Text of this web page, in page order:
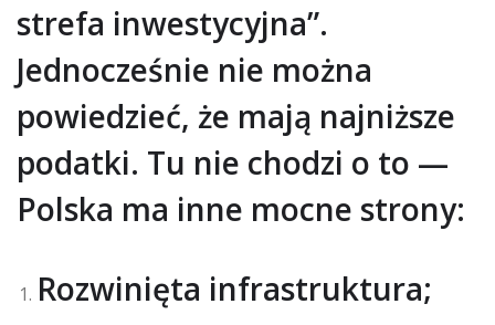
strefa inwestycyjna”.
Jednocześnie nie można
powiedzieć, że mają najniższe
podatki. Tu nie chodzi o to —
Polska ma inne mocne strony:
Rozwinięta infrastruktura;